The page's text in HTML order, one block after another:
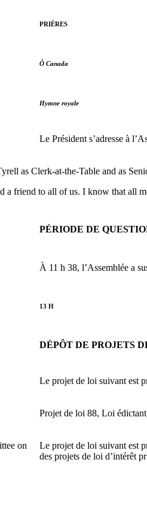
PRIÈRES
Ô Canada
Hymne royale
Le Président s’adresse à
as Clerk-at-the-Table and as
friend to all of us. I know that all
PÉRIODE DE
À 11 h 38, l’Assemblée a
13 H
DÉPÔT DE PROJETS
Le projet de loi suivant est
Projet de loi 88, Loi
on
Le projet de loi suivant est
des projets de loi d’intérêt